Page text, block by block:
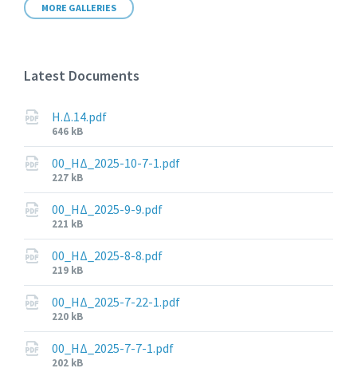
MORE GALLERIES
Latest Documents
Η.Δ.14.pdf
File
size:
646 kB
00_ΗΔ_2025-10-7-1.pdf
File
size:
227 kB
00_ΗΔ_2025-9-9.pdf
File
size:
221 kB
00_ΗΔ_2025-8-8.pdf
File
size:
219 kB
00_ΗΔ_2025-7-22-1.pdf
File
size:
220 kB
00_ΗΔ_2025-7-7-1.pdf
File
202 kB